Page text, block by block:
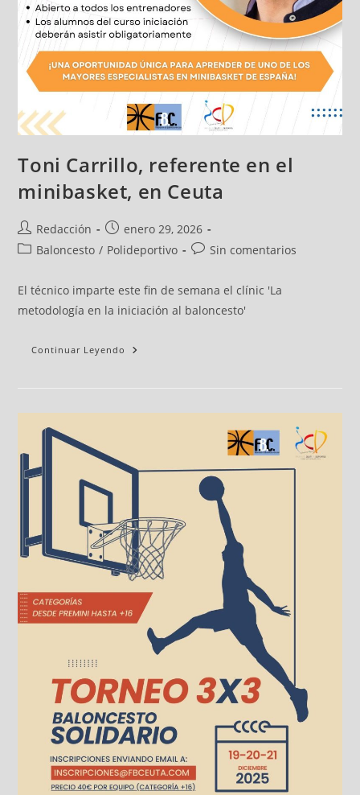
Toni Carrillo, referente en el
minibasket, en Ceuta
Redacción
enero 29, 2026
Baloncesto / Polideportivo Sin comentarios
El técnico imparte este fin de semana el clínic 'La
metodología en la iniciación al baloncesto'
Continuar Leyendo